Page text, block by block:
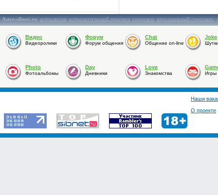
Astro.sibnet.ru:астрология,астрологический прогноз,гороскоп,персональный гороскоп,
Видео
Видеоролики
Форум
Форум общения
Chat
Общение on-line
Joke
Photo
Фотоальбомы
Day
Дневники
Love
Знакомства Игры
Наши
О проекте